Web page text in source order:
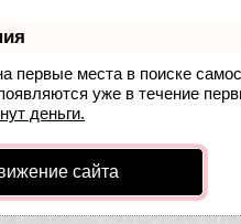
первые места в поиске
уже в течение
деньги.
сайта